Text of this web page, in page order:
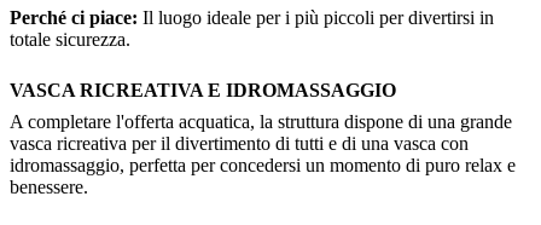
Perché ci piace: Il luogo ideale per i più piccoli per divertirsi in
totale sicurezza.
VASCA RICREATIVA E IDROMASSAGGIO
A completare l'offerta acquatica, la struttura dispone di una grande
vasca ricreativa per il divertimento di tutti e di una vasca con
idromassaggio, perfetta per concedersi un momento di puro relax e
benessere.